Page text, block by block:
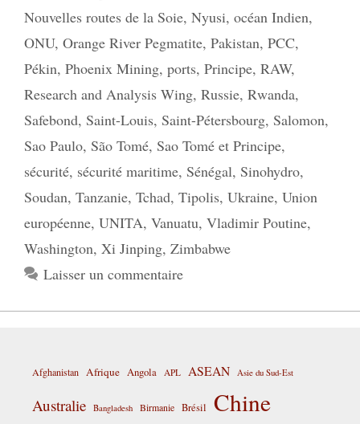
Nouvelles routes de la Soie, Nyusi, océan Indien,
ONU, Orange River Pegmatite, Pakistan, PCC,
Pékin, Phoenix Mining, ports, Principe, RAW,
Research and Analysis Wing, Russie, Rwanda,
Safebond, Saint-Louis, Saint-Pétersbourg, Salomon,
Sao Paulo, São Tomé, Sao Tomé et Principe,
sécurité, sécurité maritime, Sénégal, Sinohydro,
Soudan, Tanzanie, Tchad, Tipolis, Ukraine, Union
européenne, UNITA, Vanuatu, Vladimir Poutine,
Washington, Xi Jinping, Zimbabwe
Laisser un commentaire
Afghanistan Afrique Angola APL ASEAN Asie du Sud-Est
Australie Bangladesh Birmanie Brésil Chine